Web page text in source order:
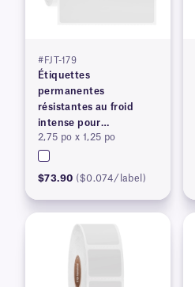
#FJT-179
Étiquettes
permanentes
résistantes au froid
intense pour
imprimantes à transfert
thermique
2,75 po x 1,25 po
$73.90 ($0.074/label)